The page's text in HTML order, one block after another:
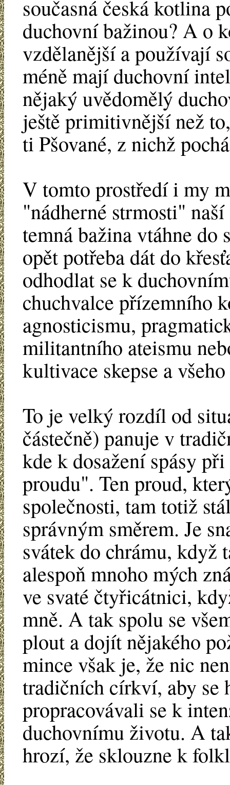
současná česká kotlina
duchovní bažinou? A o
vzdělanější a používají
méně mají duchovní
nějaký uvědomělý
ještě primitivnější než
ti Pšované, z nichž
V tomto prostředí i my
"nádherné strmosti"
temná bažina vtáhne do
opět potřeba dát do
odhodlat se k
chuchvalce přízemního
agnosticismu,
militantního ateismu
kultivace skepse a
To je velký rozdíl od
částečně) panuje v
kde k dosažení spásy
proudu". Ten proud,
společnosti, tam totiž
správným směrem. Je
svátek do chrámu, když
alespoň mnoho mých
ve svaté čtyřicátnici,
mně. A tak spolu se
plout a dojít nějakého
mince však je, že nic
tradičních církví, aby se
propracovávali se k
duchovnímu životu. A
hrozí, že sklouzne k